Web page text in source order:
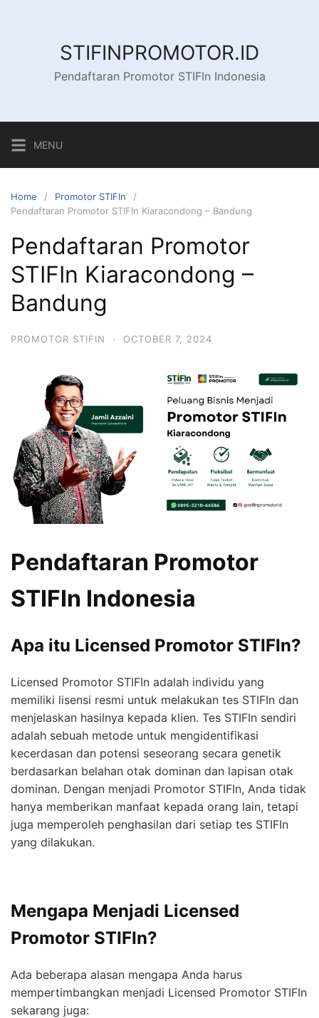
STIFINPROMOTOR.ID
Pendaftaran Promotor STIFIn Indonesia
MENU
Home
Promotor STIFIn
Pendaftaran Promotor STIFIn Kiaracondong – Bandung
Pendaftaran Promotor
STIFIn Kiaracondong –
Bandung
PROMOTOR STIFIN · OCTOBER 7, 2024
Pendaftaran Promotor
STIFIn Indonesia
Apa itu Licensed Promotor STIFIn?
Licensed Promotor STIFIn adalah individu yang
memiliki lisensi resmi untuk melakukan tes STIFIn dan
menjelaskan hasilnya kepada klien. Tes STIFIn sendiri
adalah sebuah metode untuk mengidentifikasi
kecerdasan dan potensi seseorang secara genetik
berdasarkan belahan otak dominan dan lapisan otak
dominan. Dengan menjadi Promotor STIFIn, Anda tidak
hanya memberikan manfaat kepada orang lain, tetapi
juga memperoleh penghasilan dari setiap tes STIFIn
yang dilakukan.
Mengapa Menjadi Licensed
Promotor STIFIn?
Ada beberapa alasan mengapa Anda harus
mempertimbangkan menjadi Licensed Promotor STIFIn
sekarang juga: